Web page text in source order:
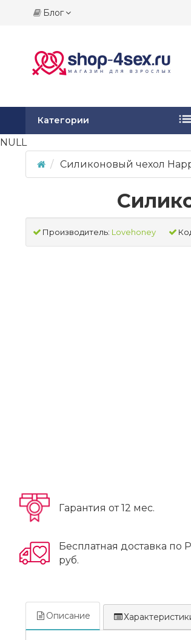
Блог
Категории
NULL
Силиконовый чехол
Производитель: Lovehoney
Гарантия от 12 мес.
Бесплатная доставка по
руб.
Описание